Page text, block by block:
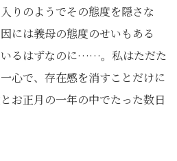
りのようでその態度を隠さな
には義母の態度のせいもある
いるはずなのに……。私はただた
心で、存在感を消すことだけに
お正月の一年の中でたった数日